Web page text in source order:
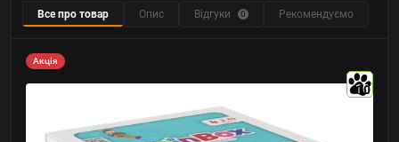
Все про товар Опис Відгуки 0 Рекомендуємо
Акція
10